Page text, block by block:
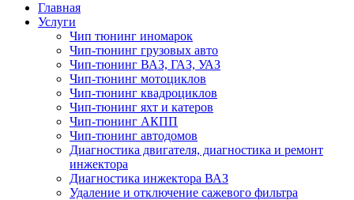
Главная
Услуги
Чип тюнинг иномарок
Чип-тюнинг грузовых авто
Чип-тюнинг ВАЗ, ГАЗ, УАЗ
Чип-тюнинг мотоциклов
Чип-тюнинг квадроциклов
Чип-тюнинг яхт и катеров
Чип-тюнинг АКПП
Чип-тюнинг автодомов
Диагностика двигателя, диагностика и ремонт
инжектора
Диагностика инжектора ВАЗ
Удаление и отключение сажевого фильтра